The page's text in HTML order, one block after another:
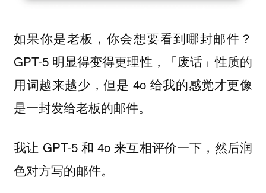
如果你是老板，你会想要看到哪封邮件？
GPT-5 明显得变得更理性，「废话」性质的
用词越来越少，但是 4o 给我的感觉才更像
是一封发给老板的邮件。
我让 GPT-5 和 4o 来互相评价一下，然后润
色对方写的邮件。